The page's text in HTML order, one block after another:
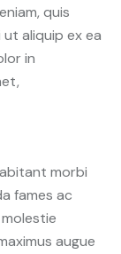
quis
aliquip ex ea
in
morbi
fames ac
augue